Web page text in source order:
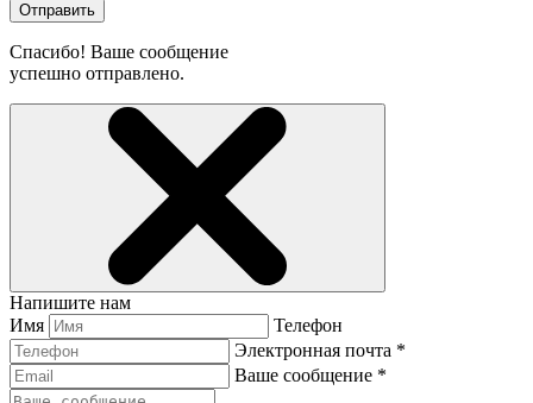
Отправить
Спасибо! Ваше сообщение
успешно отправлено.
Напишите нам
Имя
Телефон
Электронная почта *
Ваше сообщение *